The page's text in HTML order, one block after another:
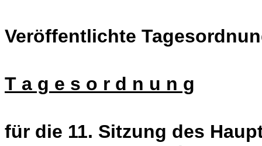
Veröffentlichte
T a g e s o r d n u n g
für die 11. Sitzung des